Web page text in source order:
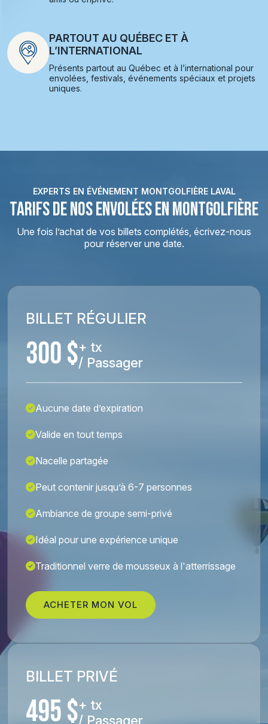
PARTOUT AU QUÉBEC ET À
L’INTERNATIONAL
Présents partout au Québec et à l’international pour
envolées, festivals, événements spéciaux et projets
uniques.
EXPERTS EN ÉVÉNEMENT MONTGOLFIÈRE LAVAL
TARIFS DE NOS ENVOLÉES EN MONTGOLFIÈRE
Une fois l’achat de vos billets complétés, écrivez-nous
pour réserver une date.
BILLET RÉGULIER
300 $+ tx
/ Passager
Aucune date d’expiration
Valide en tout temps
Nacelle partagée
Peut contenir jusqu’à 6-7 personnes
Ambiance de groupe semi-privé
Idéal pour une expérience unique
Traditionnel verre de mousseux à l'atterrissage
ACHETER MON VOL
BILLET PRIVÉ
495 $+ tx
/ Passager